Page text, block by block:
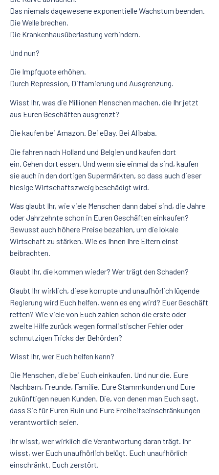
Das niemals dagewesene exponentielle Wachstum beenden.
Die Welle brechen.
Die Krankenhausüberlastung verhindern.
Und nun?
Die Impfquote erhöhen.
Durch Repression, Diffamierung und Ausgrenzung.
Wisst Ihr, was die Millionen Menschen machen, die Ihr jetzt
aus Euren Geschäften ausgrenzt?
Die kaufen bei Amazon. Bei eBay. Bei Alibaba.
Die fahren nach Holland und Belgien und kaufen dort
ein. Gehen dort essen. Und wenn sie einmal da sind, kaufen
sie auch in den dortigen Supermärkten, so dass auch dieser
hiesige Wirtschaftszweig beschädigt wird.
Was glaubt Ihr, wie viele Menschen dann dabei sind, die Jahre
oder Jahrzehnte schon in Euren Geschäften einkaufen?
Bewusst auch höhere Preise bezahlen, um die lokale
Wirtschaft zu stärken. Wie es Ihnen Ihre Eltern einst
beibrachten.
Glaubt Ihr, die kommen wieder? Wer trägt den Schaden?
Glaubt Ihr wirklich, diese korrupte und unaufhörlich lügende
Regierung wird Euch helfen, wenn es eng wird? Euer Geschäft
retten? Wie viele von Euch zahlen schon die erste oder
zweite Hilfe zurück wegen formalistischer Fehler oder
schmutzigen Tricks der Behörden?
Wisst Ihr, wer Euch helfen kann?
Die Menschen, die bei Euch einkaufen. Und nur die. Eure
Nachbarn, Freunde, Familie. Eure Stammkunden und Eure
zukünftigen neuen Kunden. Die, von denen man Euch sagt,
dass Sie für Euren Ruin und Eure Freiheitseinschränkungen
verantwortlich seien.
Ihr wisst, wer wirklich die Verantwortung daran trägt. Ihr
wisst, wer Euch unaufhörlich belügt. Euch unaufhörlich
einschränkt. Euch zerstört.